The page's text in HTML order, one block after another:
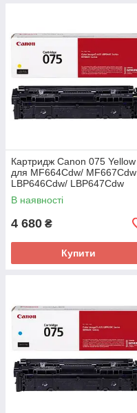
Картридж Canon 075 Yellow
для MF664Cdw/ MF667Cdw
LBP646Cdw/ LBP647Cdw
(6362C002AA)
В наявності
4 680 ₴
Купити